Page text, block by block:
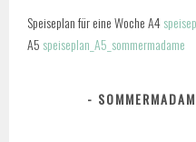
Speiseplan für eine Woche A4
A5 speiseplan_A5_sommermadame